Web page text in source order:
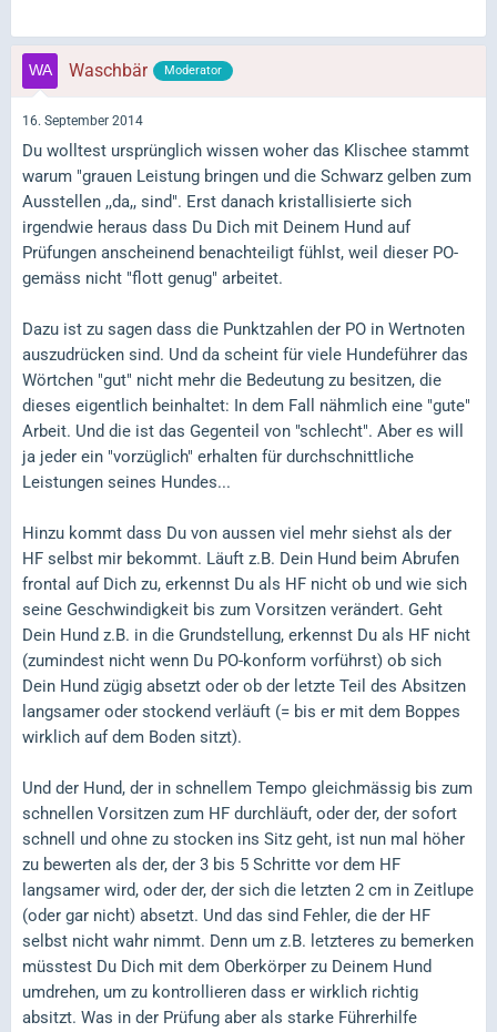
Waschbär Moderator
16. September 2014
Du wolltest ursprünglich wissen woher das Klischee stammt
warum "grauen Leistung bringen und die Schwarz gelben zum
Ausstellen ,,da,, sind". Erst danach kristallisierte sich
irgendwie heraus dass Du Dich mit Deinem Hund auf
Prüfungen anscheinend benachteiligt fühlst, weil dieser PO-
gemäss nicht "flott genug" arbeitet.
Dazu ist zu sagen dass die Punktzahlen der PO in Wertnoten
auszudrücken sind. Und da scheint für viele Hundeführer das
Wörtchen "gut" nicht mehr die Bedeutung zu besitzen, die
dieses eigentlich beinhaltet: In dem Fall nähmlich eine "gute"
Arbeit. Und die ist das Gegenteil von "schlecht". Aber es will
ja jeder ein "vorzüglich" erhalten für durchschnittliche
Leistungen seines Hundes...
Hinzu kommt dass Du von aussen viel mehr siehst als der
HF selbst mir bekommt. Läuft z.B. Dein Hund beim Abrufen
frontal auf Dich zu, erkennst Du als HF nicht ob und wie sich
seine Geschwindigkeit bis zum Vorsitzen verändert. Geht
Dein Hund z.B. in die Grundstellung, erkennst Du als HF nicht
(zumindest nicht wenn Du PO-konform vorführst) ob sich
Dein Hund zügig absetzt oder ob der letzte Teil des Absitzen
langsamer oder stockend verläuft (= bis er mit dem Boppes
wirklich auf dem Boden sitzt).
Und der Hund, der in schnellem Tempo gleichmässig bis zum
schnellen Vorsitzen zum HF durchläuft, oder der, der sofort
schnell und ohne zu stocken ins Sitz geht, ist nun mal höher
zu bewerten als der, der 3 bis 5 Schritte vor dem HF
langsamer wird, oder der, der sich die letzten 2 cm in Zeitlupe
(oder gar nicht) absetzt. Und das sind Fehler, die der HF
selbst nicht wahr nimmt. Denn um z.B. letzteres zu bemerken
müsstest Du Dich mit dem Oberkörper zu Deinem Hund
umdrehen, um zu kontrollieren dass er wirklich richtig
absitzt. Was in der Prüfung aber als starke Führerhilfe